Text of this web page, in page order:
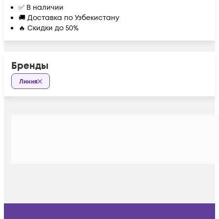
✅ В наличии
🚚 Доставка по Узбекистану
🔥 Скидки до 50%
Бренды
Линия